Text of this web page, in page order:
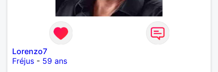
Lorenzo7
Fréjus - 59 ans